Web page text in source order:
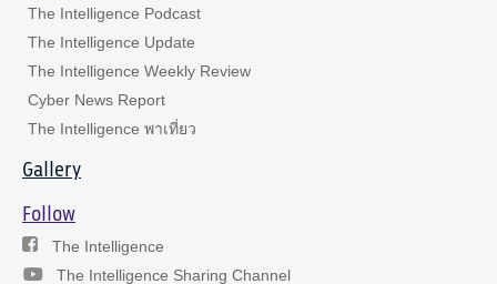
The Intelligence Podcast
The Intelligence Update
The Intelligence Weekly Review
Cyber News Report
The Intelligence พาเที่ยว
Gallery
Follow
The Intelligence
The Intelligence Sharing Channel